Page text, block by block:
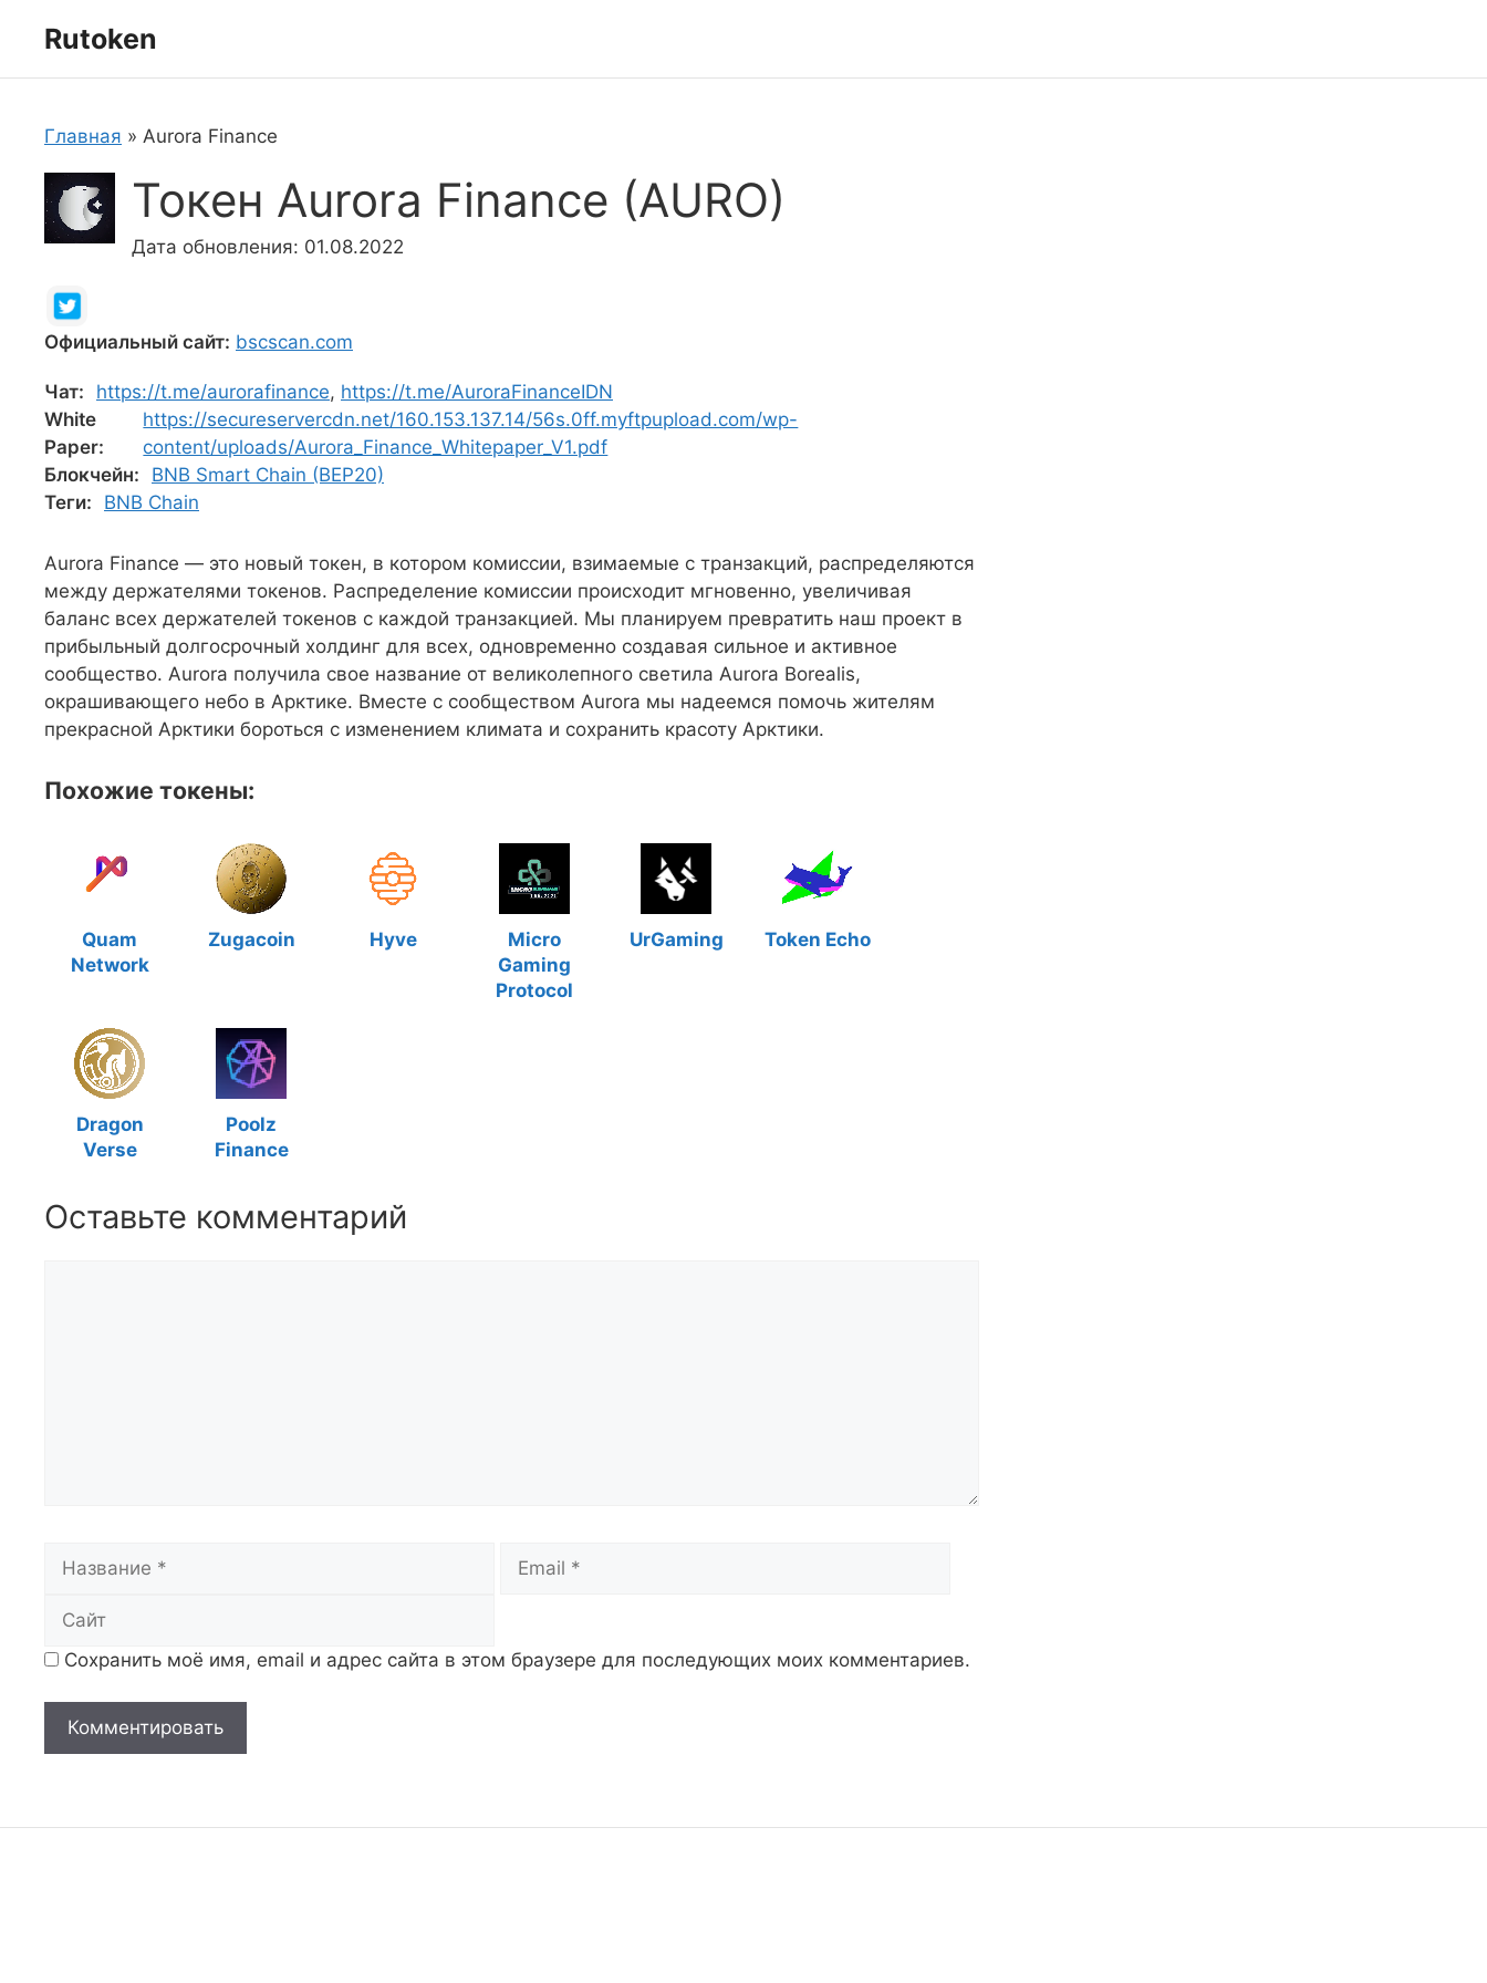
Rutoken
Главная » Aurora Finance
Токен Aurora Finance (AURO)
Дата обновления: 01.08.2022
Официальный сайт: bscscan.com
Чат: https://t.me/aurorafinance, https://t.me/AuroraFinanceIDN
White
Paper:
https://secureservercdn.net/160.153.137.14/56s.0ff.myftpupload.com/wp-
content/uploads/Aurora_Finance_Whitepaper_V1.pdf
Блокчейн:
BNB Smart Chain (BEP20)
Теги:
BNB Chain
Aurora Finance — это новый токен, в котором комиссии, взимаемые с транзакций, распределяются
между держателями токенов. Распределение комиссии происходит мгновенно, увеличивая
баланс всех держателей токенов с каждой транзакцией. Мы планируем превратить наш проект в
прибыльный долгосрочный холдинг для всех, одновременно создавая сильное и активное
сообщество. Aurora получила свое название от великолепного светила Aurora Borealis,
окрашивающего небо в Арктике. Вместе с сообществом Aurora мы надеемся помочь жителям
прекрасной Арктики бороться с изменением климата и сохранить красоту Арктики.
Похожие токены:
Quam
Network
Zugacoin Hyve
Micro
Gaming
Protocol
UrGaming Token Echo
Dragon
Verse
Poolz
Finance
Оставьте комментарий
Сохранить моё имя, email и адрес сайта в этом браузере для последующих моих комментариев.